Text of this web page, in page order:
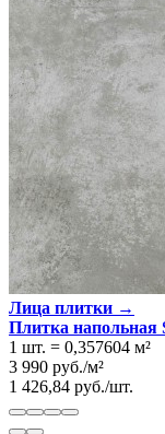
Лица плитки →
Плитка напольная
1 шт. = 0,357604 м²
3 990 руб./м²
1 426,84 руб./шт.